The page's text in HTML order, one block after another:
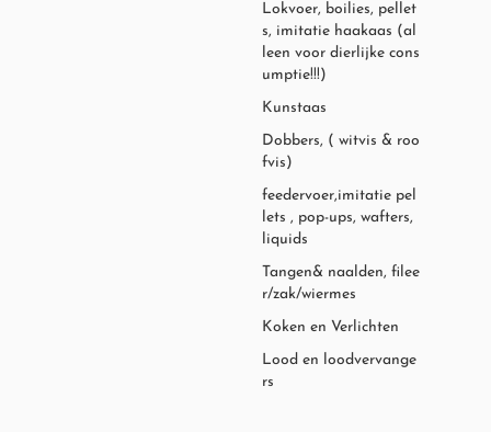
Lokvoer, boilies, pellet
s, imitatie haakaas (al
leen voor dierlijke cons
umptie!!!)
Kunstaas
Dobbers, ( witvis & roo
fvis)
feedervoer,imitatie pel
lets , pop-ups, wafters,
liquids
Tangen& naalden, filee
r/zak/wiermes
Koken en Verlichten
Lood en loodvervange
rs